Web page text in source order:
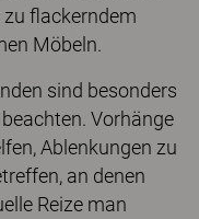
flackerndem
Möbeln.
sind besonders
Vorhänge
Ablenkungen zu
an denen
Reize man